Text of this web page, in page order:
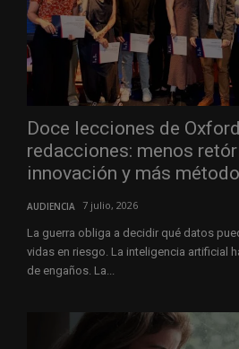
Doce lecciones de
redacciones: menos
innovación y más
AUDIENCIA 7 julio, 2026
La guerra obliga a decidir qué datos
vidas en riesgo. La inteligencia artificial
de engaños. La...